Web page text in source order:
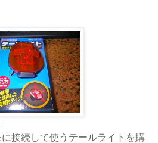
接続して使うテールライトを購